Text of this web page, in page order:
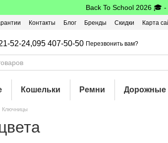
Back To School 2026 🎓 -
Контакты Блог Бренды Скидки Карта
52-24,095 407-50-50 Перезвонить вам?
Кошельки Ремни Дорожные
Ключницы